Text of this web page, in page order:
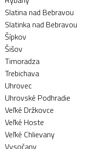
Slatina nad Bebravou
Slatinka nad Bebravou
Šípkov
Šišov
Timoradza
Trebichava
Uhrovec
Uhrovské Podhradie
Veľké Držkovce
Veľké Hoste
Veľké Chlievany
Vysočany